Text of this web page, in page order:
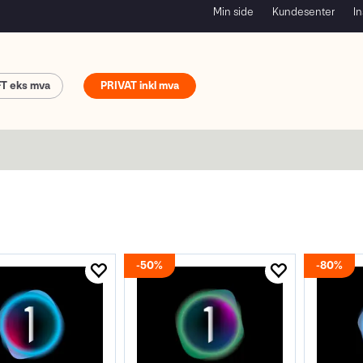
Min side Kundesenter
PRIVAT
50% 80%